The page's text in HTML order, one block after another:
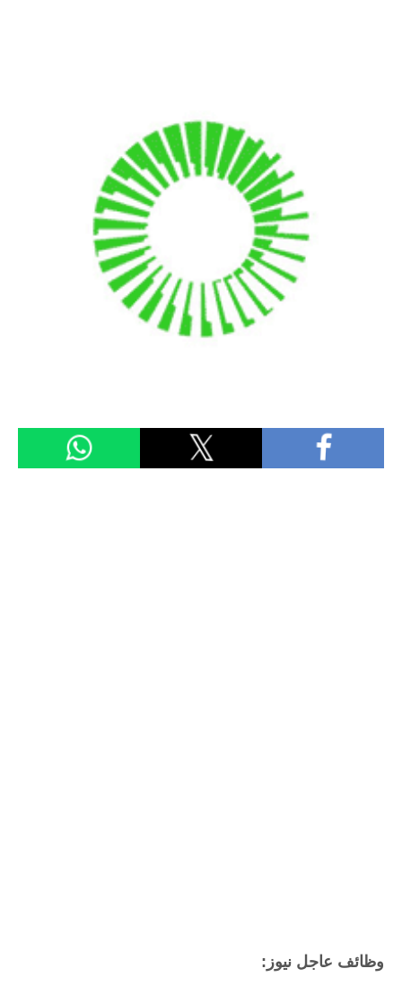
وظائف عاجل نيوز: